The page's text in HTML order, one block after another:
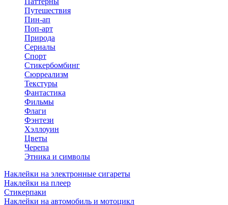
Путешествия
Пин-ап
Поп-арт
Природа
Сериалы
Спорт
Стикербомбинг
Сюрреализм
Текстуры
Фантастика
Фильмы
Флаги
Фэнтези
Хэллоуин
Цветы
Черепа
Этника и символы
Наклейки на электронные сигареты
Наклейки на плеер
Стикерпаки
Наклейки на автомобиль и мотоцикл